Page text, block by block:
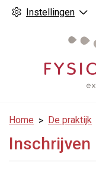
Instellingen
Home De praktijk
Inschrijven